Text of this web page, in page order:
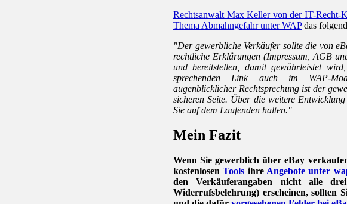
Rechtsanwalt Max Keller von der IT-Recht-
Thema Abmahngefahr unter WAPdas
"Der gewerbliche Verkäufer sollte die von
rechtliche Erklärungen (Impressum, AGB
und bereitstellen, damit gewährleistet
sprechenden Link auch im WAP-
augenblicklicher Rechtsprechung ist der
sicheren Seite. Über die weitere
Sie auf dem Laufenden halten."
Mein Fazit
Wenn Sie gewerblich über eBay
kostenlosenTools ihre Angebote unter
den Verkäuferangaben nicht alle
Widerrufsbelehrung) erscheinen, sollten